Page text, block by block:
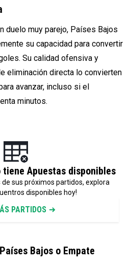
duelo muy parejo, Países Bajos
su capacidad para convertir
Su calidad ofensiva y
eliminación directa lo convierten
avanzar, incluso si el
minutos.
Apuestas disponibles
sus próximos partidos, explora
disponibles hoy!
PARTIDOS
Bajos o Empate